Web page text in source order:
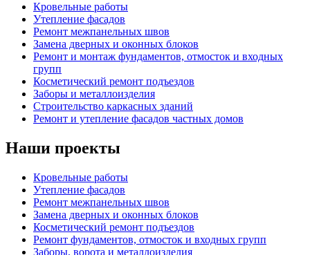
Кровельные работы
Утепление фасадов
Ремонт межпанельных швов
Замена дверных и оконных блоков
Ремонт и монтаж фундаментов, отмосток и входных
групп
Косметический ремонт подъездов
Заборы и металлоизделия
Строительство каркасных зданий
Ремонт и утепление фасадов частных домов
Наши проекты
Кровельные работы
Утепление фасадов
Ремонт межпанельных швов
Замена дверных и оконных блоков
Косметический ремонт подъездов
Ремонт фундаментов, отмосток и входных групп
Заборы, ворота и металлоизделия